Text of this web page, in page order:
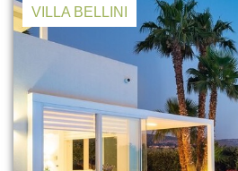
VILLA BELLINI